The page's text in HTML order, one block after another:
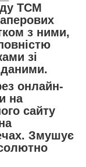
TCM
з ними,
зі
онлайн-
на
сайту
Змушує